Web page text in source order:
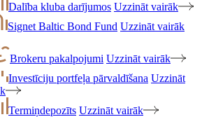
Dalība kluba darījumos Uzzināt vairāk
Signet Baltic Bond Fund Uzzināt vairāk
Brokeru pakalpojumi Uzzināt vairāk
Investīciju portfeļa pārvaldīšana Uzzināt
Termiņdepozīts Uzzināt vairāk